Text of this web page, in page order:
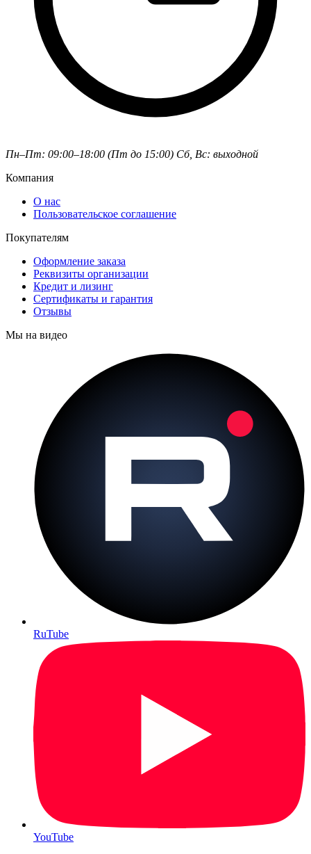
Пн–Пт: 09:00–18:00 (Пт до 15:00) Сб, Вс: выходной
Компания
О нас
Пользовательское соглашение
Покупателям
Оформление заказа
Реквизиты организации
Кредит и лизинг
Сертификаты и гарантия
Отзывы
Мы на видео
RuTube
YouTube